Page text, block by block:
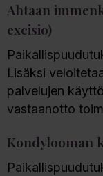
Ahtaan
excisio)
Lisäksi
palvelujen
vastaanotto
Kondylooman